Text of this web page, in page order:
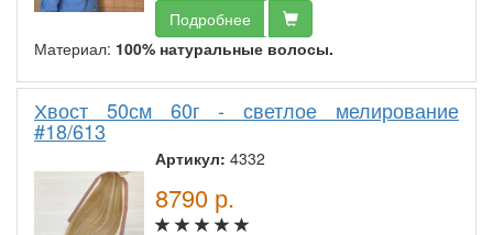
Подробнее
Материал: 100% натуральные волосы.
Хвост 50см 60г - светлое мелирование
#18/613
Артикул: 4332
8790 р.